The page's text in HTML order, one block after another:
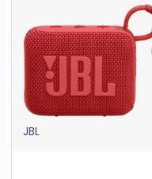
JBL